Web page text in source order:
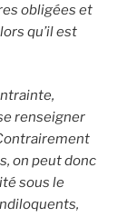
obligées et
qu’il est
renseigner
on peut donc
sous le